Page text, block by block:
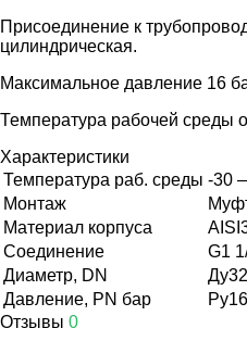
Присоединение к
цилиндрическая.
Максимальное давление 16
Температура рабочей среды
Характеристики
Температура раб. среды -30
Монтаж
Материал корпуса
Соединение
G1
Диаметр, DN
Ду32
Давление, PN бар
Ру16
Отзывы 0